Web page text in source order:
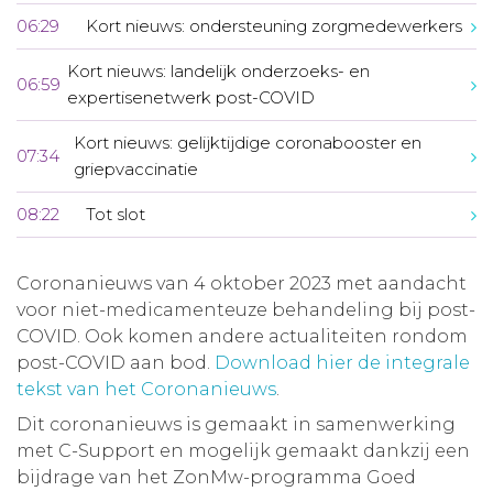
06:29 Kort nieuws: ondersteuning zorgmedewerkers
06:59
Kort nieuws: landelijk onderzoeks- en
expertisenetwerk post-COVID
07:34
Kort nieuws: gelijktijdige coronabooster en
griepvaccinatie
08:22 Tot slot
Coronanieuws van 4 oktober 2023 met aandacht
voor niet-medicamenteuze behandeling bij post-
COVID. Ook komen andere actualiteiten rondom
post-COVID aan bod. Download hier de integrale
tekst van het Coronanieuws.
Dit coronanieuws is gemaakt in samenwerking
met C-Support en mogelijk gemaakt dankzij een
bijdrage van het ZonMw-programma Goed